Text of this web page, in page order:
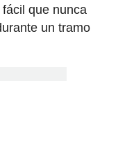
que nunca
un tramo